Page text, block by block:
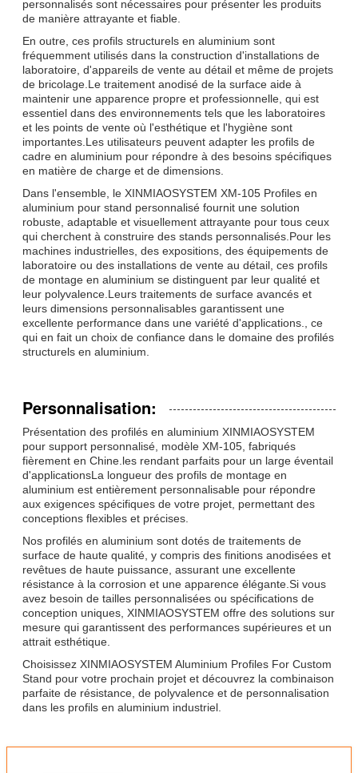
personnalisés sont nécessaires pour présenter les produits
de manière attrayante et fiable.
En outre, ces profils structurels en aluminium sont
fréquemment utilisés dans la construction d'installations de
laboratoire, d'appareils de vente au détail et même de projets
de bricolage.Le traitement anodisé de la surface aide à
maintenir une apparence propre et professionnelle, qui est
essentiel dans des environnements tels que les laboratoires
et les points de vente où l'esthétique et l'hygiène sont
importantes.Les utilisateurs peuvent adapter les profils de
cadre en aluminium pour répondre à des besoins spécifiques
en matière de charge et de dimensions.
Dans l'ensemble, le XINMIAOSYSTEM XM-105 Profiles en
aluminium pour stand personnalisé fournit une solution
robuste, adaptable et visuellement attrayante pour tous ceux
qui cherchent à construire des stands personnalisés.Pour les
machines industrielles, des expositions, des équipements de
laboratoire ou des installations de vente au détail, ces profils
de montage en aluminium se distinguent par leur qualité et
leur polyvalence.Leurs traitements de surface avancés et
leurs dimensions personnalisables garantissent une
excellente performance dans une variété d'applications., ce
qui en fait un choix de confiance dans le domaine des profilés
structurels en aluminium.
Personnalisation:
Présentation des profilés en aluminium XINMIAOSYSTEM
pour support personnalisé, modèle XM-105, fabriqués
fièrement en Chine.les rendant parfaits pour un large éventail
d'applicationsLa longueur des profils de montage en
aluminium est entièrement personnalisable pour répondre
aux exigences spécifiques de votre projet, permettant des
conceptions flexibles et précises.
Nos profilés en aluminium sont dotés de traitements de
surface de haute qualité, y compris des finitions anodisées et
revêtues de haute puissance, assurant une excellente
résistance à la corrosion et une apparence élégante.Si vous
avez besoin de tailles personnalisées ou spécifications de
conception uniques, XINMIAOSYSTEM offre des solutions sur
mesure qui garantissent des performances supérieures et un
attrait esthétique.
Choisissez XINMIAOSYSTEM Aluminium Profiles For Custom
Stand pour votre prochain projet et découvrez la combinaison
parfaite de résistance, de polyvalence et de personnalisation
dans les profils en aluminium industriel.